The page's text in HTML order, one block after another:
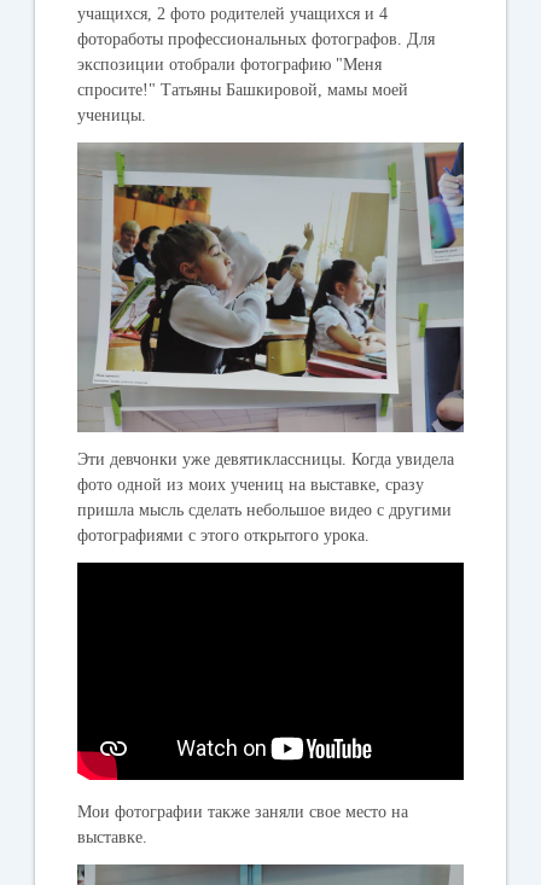
учащихся, 2 фото родителей учащихся и 4
фотоработы профессиональных фотографов. Для
экспозиции отобрали фотографию "Меня
спросите!" Татьяны Башкировой, мамы моей
ученицы.
Эти девчонки уже девятиклассницы. Когда увидела
фото одной из моих учениц на выставке, сразу
пришла мысль сделать небольшое видео с другими
фотографиями с этого открытого урока.
Мои фотографии также заняли свое место на
выставке.